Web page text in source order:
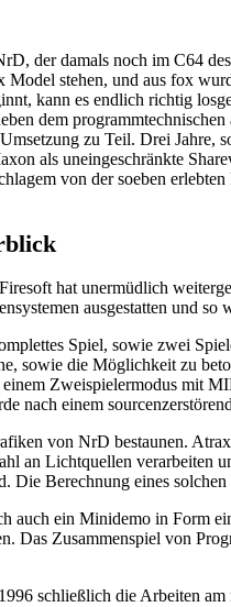
der damals noch im C64
stehen, und aus fox
kann es endlich richtig
dem
zu Teil. Drei
als uneingeschränkte
von der soeben
hat unermüdlich
ausgestatten und
Spiel, sowie zwei
sowie die Möglichkeit zu
Zweispielermodus mit
nach einem
von NrD bestaunen.
an Lichtquellen verarbeiten
Berechnung eines
ein Minidemo in Form
Das Zusammenspiel von
schließlich die Arbeiten